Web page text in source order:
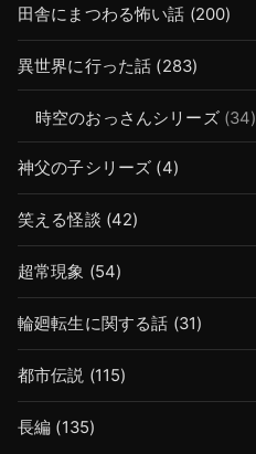
田舎にまつわる怖い話 (200)
異世界に行った話 (283)
時空のおっさんシリーズ(34)
神父の子シリーズ (4)
笑える怪談 (42)
超常現象 (54)
輪廻転生に関する話 (31)
都市伝説 (115)
長編 (135)